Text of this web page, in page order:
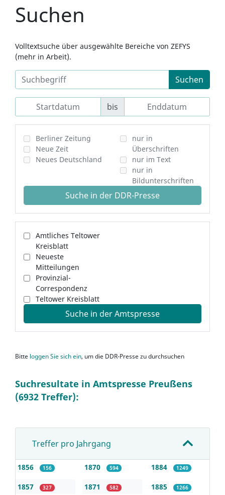
Suchen
Volltextsuche über ausgewählte Bereiche von ZEFYS
(mehr in Arbeit).
Suchen
bis
Berliner Zeitung
Neue Zeit
Neues Deutschland
nur in
Überschriften
nur im Text
nur in
Bildunterschriften
Suche in der DDR-Presse
Amtliches Teltower
Kreisblatt
Neueste
Mitteilungen
Provinzial-
Correspondenz
Teltower Kreisblatt
Suche in der Amtspresse
Bitte loggen Sie sich ein, um die DDR-Presse zu durchsuchen
Suchresultate in Amtspresse Preußens
(6932 Treffer):
Treffer pro Jahrgang
1856 156
1857 327
1870 594
1871 582
1884 1249
1885 1266